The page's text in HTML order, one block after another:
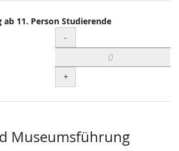
11. Person Studierende
Menge
-
+
Museumsführung